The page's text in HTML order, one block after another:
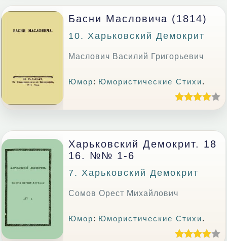
Басни Масловича (1814)
10. Харьковский Демокрит
Маслович Василий Григорьевич
Юмор: Юмористические Стихи.
Харьковский Демокрит. 18
16. №№ 1-6
7. Харьковский Демокрит
Сомов Орест Михайлович
Юмор: Юмористические Стихи.